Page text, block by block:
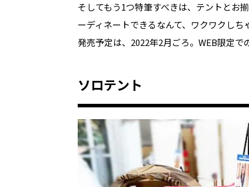
そしてもう1つ特筆すべきは、テントとお
ーディネートできるなんて、ワクワクしち
発売予定は、2022年2月ごろ。WEB限定で
ソロテント